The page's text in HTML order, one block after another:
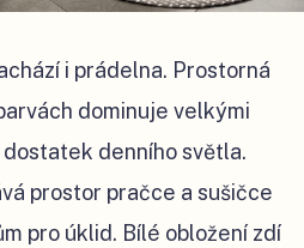
i prádelna. Prostorná
dominuje velkými
denního světla.
prostor pračce a sušičce
pro úklid. Bílé obložení zdí